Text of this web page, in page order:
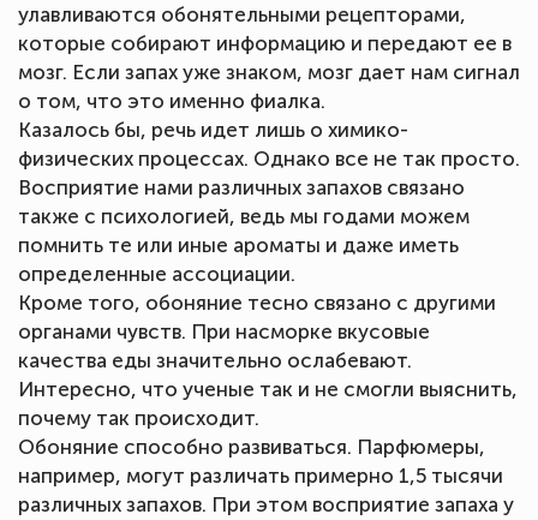
улавливаются обонятельными рецепторами,
которые собирают информацию и передают ее в
мозг. Если запах уже знаком, мозг дает нам сигнал
о том, что это именно фиалка.
Казалось бы, речь идет лишь о химико-
физических процессах. Однако все не так просто.
Восприятие нами различных запахов связано
также с психологией, ведь мы годами можем
помнить те или иные ароматы и даже иметь
определенные ассоциации.
Кроме того, обоняние тесно связано с другими
органами чувств. При насморке вкусовые
качества еды значительно ослабевают.
Интересно, что ученые так и не смогли выяснить,
почему так происходит.
Обоняние способно развиваться. Парфюмеры,
например, могут различать примерно 1,5 тысячи
различных запахов. При этом восприятие запаха у